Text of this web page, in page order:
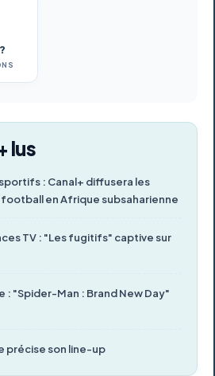
lus
: Canal+ diffusera les
football en Afrique subsaharienne
TV : "Les fugitifs" captive sur
: "Spider-Man : Brand New Day"
précise son line-up